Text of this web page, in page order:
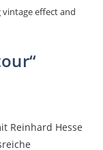
vintage effect and
Reinhard Hesse